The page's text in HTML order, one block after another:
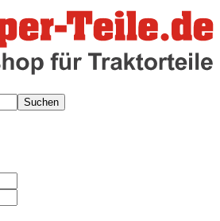
Suchen